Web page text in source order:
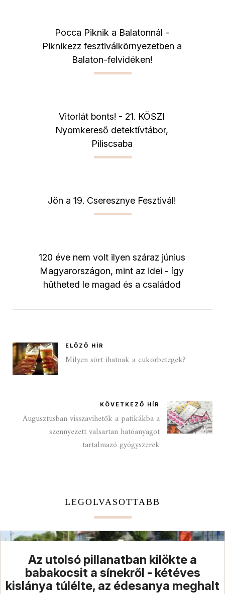
Pocca Piknik a Balatonnál -
Piknikezz fesztiválkörnyezetben a
Balaton-felvidéken!
Vitorlát bonts! - 21. KÖSZI
Nyomkereső detektívtábor,
Piliscsaba
Jön a 19. Cseresznye Fesztivál!
120 éve nem volt ilyen száraz június
Magyarországon, mint az idei - így
hűtheted le magad és a családod
ELŐZŐ HÍR
Milyen sört ihatnak a cukorbetegek?
KÖVETKEZŐ HÍR
Augusztusban visszavihetők a patikákba a
szennyezett valsartan hatóanyagot
tartalmazó gyógyszerek
LEGOLVASOTTABB
Az utolsó pillanatban kilökte a
babakocsit a sínekről - kétéves
kislánya túlélte, az édesanya meghalt